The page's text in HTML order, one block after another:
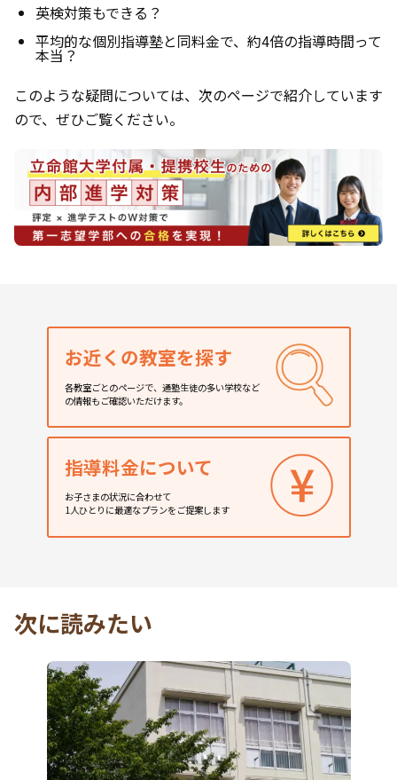
英検対策もできる？
平均的な個別指導塾と同料金で、約4倍の指導時間って
本当？
このような疑問については、次のページで紹介しています
ので、ぜひご覧ください。
お近くの教室を探す
各教室ごとのページで、通塾生徒の多い学校など
の情報もご確認いただけます。
指導料金について
お子さまの状況に合わせて
1人ひとりに最適なプランをご提案します
次に読みたい